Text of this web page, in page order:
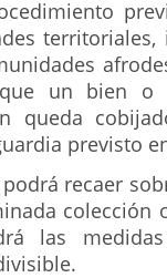
un bien o
queda
previsto
recaer
colección
las